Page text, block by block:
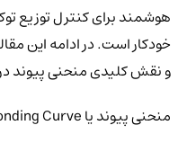
هوشمند برای کنترل توزیع
خودکار است. در ادامه این
و نقش کلیدی منحنی پیوند
منحنی پیوند یا Bonding Curve چیست؟